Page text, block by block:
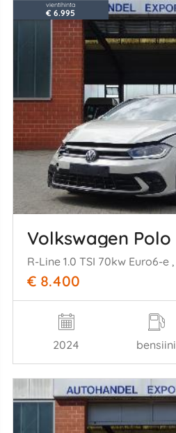
vientihinta
€ 6.995
Volkswagen Polo
€ 8.400
2024 bensiini